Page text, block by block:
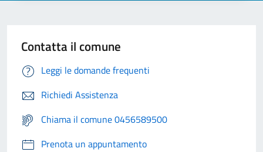
Contatta il comune
Leggi le domande frequenti
Richiedi Assistenza
Chiama il comune 0456589500
Prenota un appuntamento